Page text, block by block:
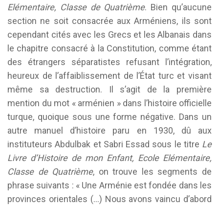
Elémentaire, Classede Quatrième. Bien qu’aucune
section ne soit consacrée aux Arméniens, ils sont
cependant cités avec les Grecs et les Albanais dans
le chapitre consacré à la Constitution, comme étant
des étrangers séparatistes refusant l’intégration,
heureux de l’affaiblissement de l’État turc et visant
même sa destruction. Il s’agit de la première
mention du mot « arménien » dans l’histoire officielle
turque, quoique sous une forme négative. Dans un
autre manuel d’histoire paru en 1930, dû aux
instituteurs Abdulbak et Sabri Essad sous le titre Le
Livre d’Histoire de mon Enfant, Ecole Elémentaire,
Classe de Quatrième, on trouve les segments de
phrase suivants : « Une Arménie est fondée dans les
provinces orientales (…) Nous avons vaincu d’abord